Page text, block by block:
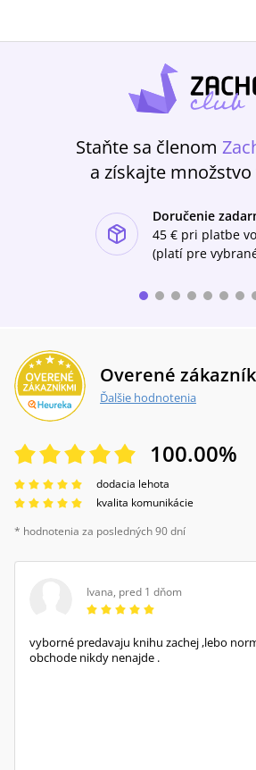
Staňte sa členom
a získajte množstvo
Doručenie
45 € pri platbe
(platí pre
Overené
Ďalšie hodnotenia
100.00%
dodacia lehota
kvalita komunikácie
* hodnotenia za posledných 90 dní
Ivana, pred 1 dňom
vyborné predavaju knihu zachej ,lebo
obchode nikdy nenajde .